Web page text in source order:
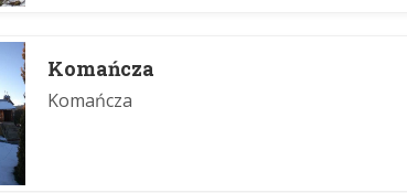
Komańcza
Komańcza